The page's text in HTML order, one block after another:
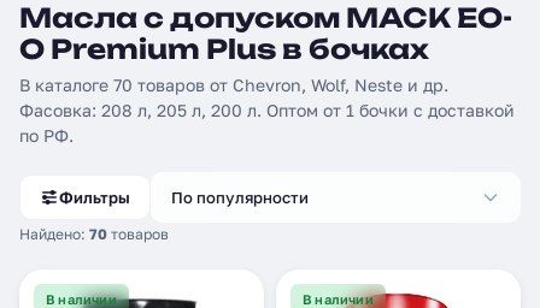
Масла с допуском MACK EO-
O Premium Plus в бочках
В каталоге 70 товаров от Chevron, Wolf, Neste и др.
Фасовка: 208 л, 205 л, 200 л. Оптом от 1 бочки с доставкой
по РФ.
Фильтры
Найдено: 70 товаров
По популярности
В наличии В наличии